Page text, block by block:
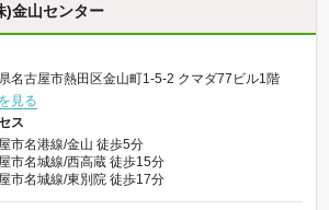
)金山センター
名古屋市熱田区金山町1-5-2 クマダ77ビル1階
見る
ス
市名港線/金山 徒歩5分
市名城線/西高蔵 徒歩15分
市名城線/東別院 徒歩17分